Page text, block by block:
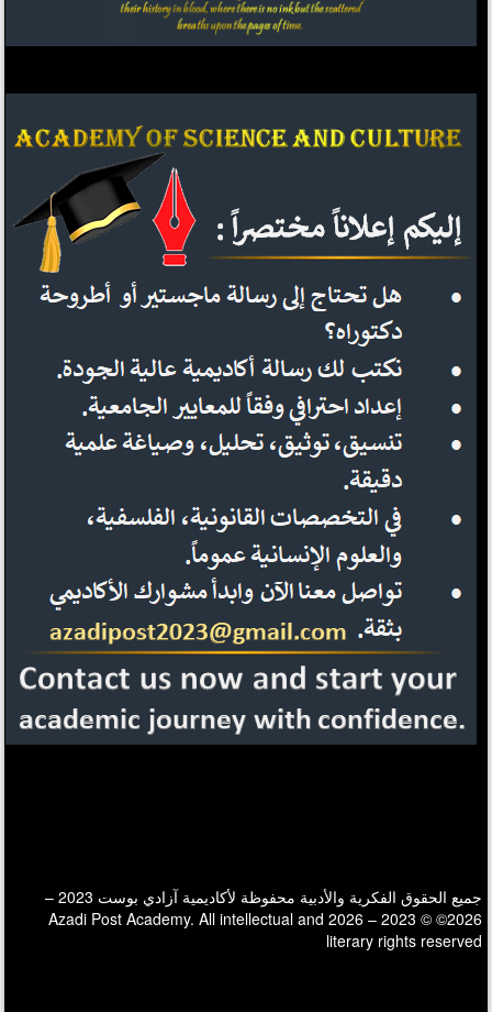
جميع الحقوق الفكرية والأدبية محفوظة لأكاديمية آزادي بوست 2023 –
2026© © 2023 – 2026 Azadi Post Academy. All intellectual and
literary rights reserved